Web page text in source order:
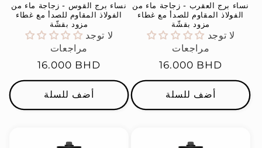
نساء برج القوس - زجاجة ماء من
الفولاذ المقاوم للصدأ مع غطاء
مزود بقشّة
لا توجد
مراجعات
السعر
العادي
16.000 BHD
أضف للسلة
نساء برج العقرب - زجاجة ماء من
الفولاذ المقاوم للصدأ مع غطاء
مزود بقشّة
لا توجد
مراجعات
السعر
العادي
16.000 BHD
أضف للسلة